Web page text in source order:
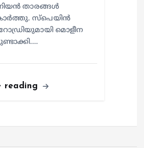
താരങ്ങള്‍
സ്പെയിന്‍
മൊളീന
reading